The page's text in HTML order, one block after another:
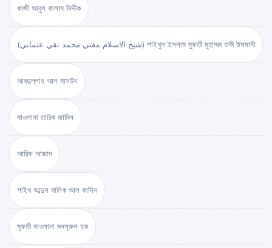
কাজী আবুল কালাম সিদ্দীক
(شيخ الاسلام مفتي محمد تقي عثماني) শাইখুল ইসলাম মুফতী মুহাম্মদ তকী উসমানী
আবদুল্লাহ আল মাসউদ
মাওলানা তারিক জামিল
আরিফ আজাদ
শাইখ আব্দুল মালিক আল কাসিম
মুফতী মাওলানা মনসূরুল হক